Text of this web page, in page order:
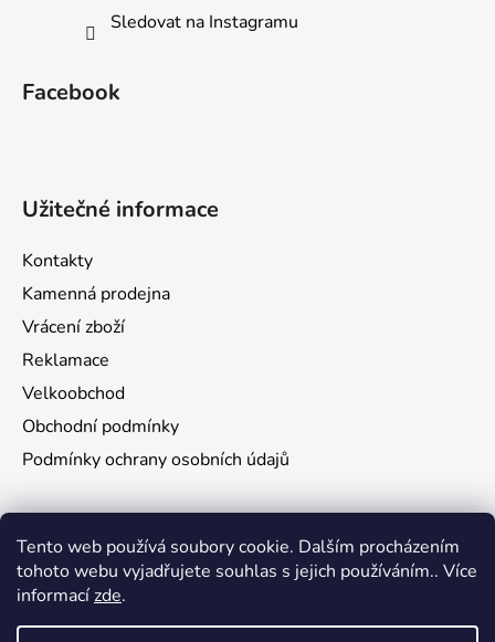
Tento web používá soubory cookie. Dalším procházením
tohoto webu vyjadřujete souhlas s jejich používáním.. Více
informacízde.
Sledovat na Instagramu
Facebook
Užitečné informace
Kontakty
Kamenná prodejna
Vrácení zboží
Reklamace
Velkoobchod
Obchodní podmínky
Podmínky ochrany osobních údajů
Aktuality
Jak namontovat a nastřelit puškohled na zbraň